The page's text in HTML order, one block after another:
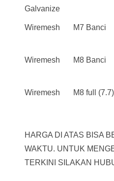
Galvanize
Wiremesh M7 Banci
Wiremesh M8 Banci
Wiremesh M8 full (7.7)
HARGA DI ATAS BISA
WAKTU. UNTUK
TERKINI SILAKAN